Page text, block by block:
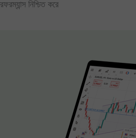
নিশ্চিত করে